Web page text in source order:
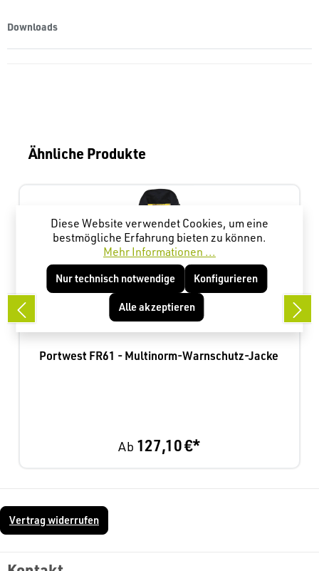
Downloads
Produktgalerie überspringen
Ähnliche Produkte
Portwest FR61 - Multinorm-Warnschutz-Jacke
Ab 127,10 €*
Vertrag widerrufen
Diese Website verwendet Cookies, um eine
bestmögliche Erfahrung bieten zu können.
Mehr Informationen ...
Nur technisch notwendige Konfigurieren
Alle akzeptieren